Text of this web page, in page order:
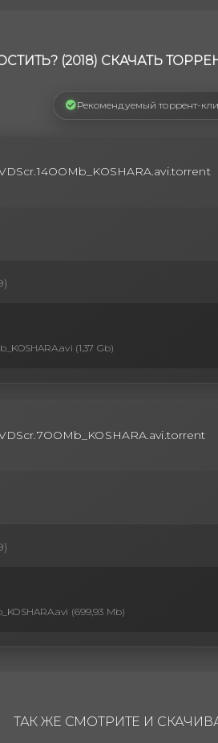
(2018) СКАЧАТЬ
Рекомендуемый торрент-
(1,37 Gb)
(699,93 Mb)
ТАК ЖЕ СМОТРИТЕ И